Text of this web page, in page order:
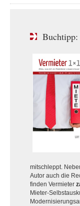
Buchtipp:
mitschleppt.
Autor auch die
finden Vermieter
Mieter-